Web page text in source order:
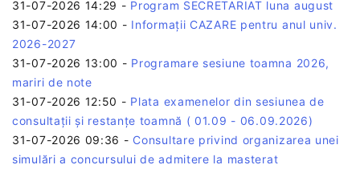
31-07-2026 14:29 - Program SECRETARIAT luna august
31-07-2026 14:00 - Informații CAZARE pentru anul univ.
2026-2027
31-07-2026 13:00 - Programare sesiune toamna 2026,
mariri de note
31-07-2026 12:50 - Plata examenelor din sesiunea de
consultații și restanțe toamnă ( 01.09 - 06.09.2026)
31-07-2026 09:36 - Consultare privind organizarea unei
simulări a concursului de admitere la masterat